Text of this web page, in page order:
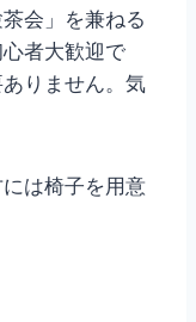
会」を兼ねる
者大歓迎で
りません。気
は椅子を用意